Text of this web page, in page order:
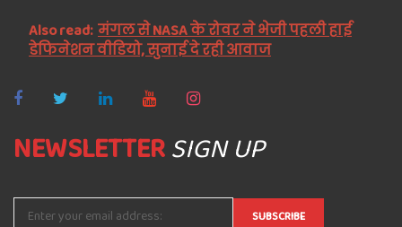
Also read: मंगल से NASA के रोवर ने भेजी पहली हाई
डेफिनेशन वीडियो, सुनाई दे रही आवाज
NEWSLETTERSIGN UP